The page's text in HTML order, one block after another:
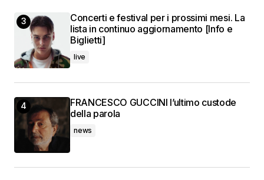
Concerti e festival per i prossimi mesi. La
lista in continuo aggiornamento [Info e
Biglietti]
live
FRANCESCO GUCCINI l’ultimo custode
della parola
news